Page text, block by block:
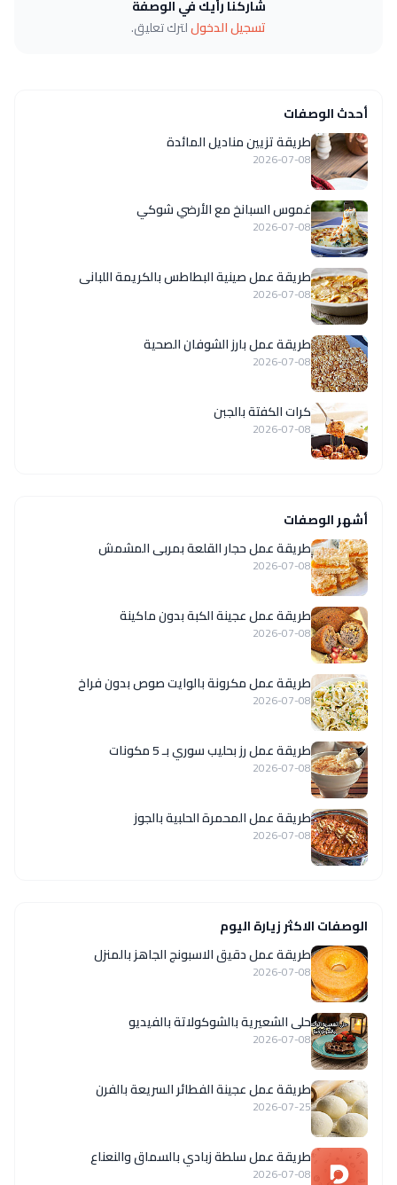
شاركنا رأيك في الوصفة
تسجيل الدخوللترك تعليق.
أحدث الوصفات
طريقة تزيين مناديل المائدة
2026-07-08
غموس السبانخ مع الأرضي شوكي
2026-07-08
طريقة عمل صينية البطاطس بالكريمة اللبانى
2026-07-08
طريقة عمل بارز الشوفان الصحية
2026-07-08
كرات الكفتة بالجبن
2026-07-08
أشهر الوصفات
طريقة عمل حجار القلعة بمربى المشمش
2026-07-08
طريقة عمل عجينة الكبة بدون ماكينة
2026-07-08
طريقة عمل مكرونة بالوايت صوص بدون فراخ
2026-07-08
طريقة عمل رز بحليب سوري بـ 5 مكونات
2026-07-08
طريقة عمل المحمرة الحلبية بالجوز
2026-07-08
الوصفات الاكثر زيارة اليوم
طريقة عمل دقيق الاسبونج الجاهز بالمنزل
2026-07-08
حلى الشعيرية بالشوكولاتة بالفيديو
2026-07-08
طريقة عمل عجينة الفطائر السريعة بالفرن
2026-07-25
طريقة عمل سلطة زبادي بالسماق والنعناع
2026-07-08